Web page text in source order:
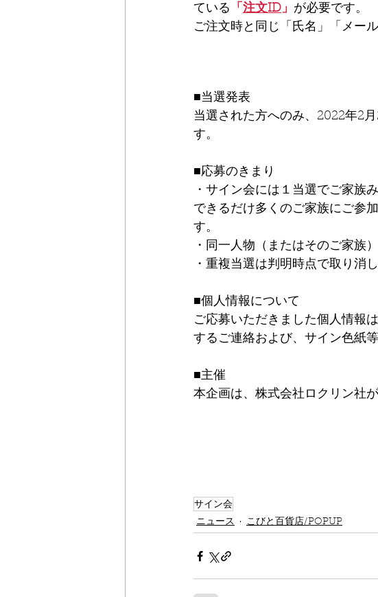
ている
「 注文ID」 が必要です。
ご注文時と同じ「氏名」「メー
■当選発表
当選された方へのみ、2022年2
す。
■応募のきまり
・サイン会には１当選でご家族
できるだけ多くのご家族にご参
す。
・同一人物（またはそのご家族
・重複当選は判明時点で取り消
■個人情報について
ご応募いただきました個人情報
するご連絡および、サイン色紙
■主催
本企画は、株式会社ロクリン社
サイン会
ニュース こびと百貨店/POPUP